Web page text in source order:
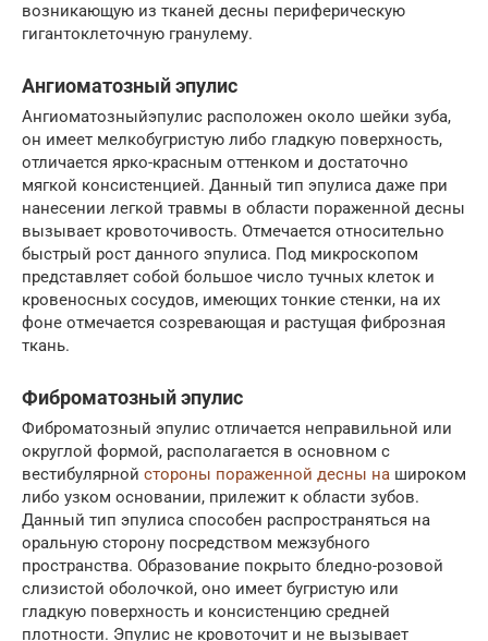
возникающую из тканей десны периферическую
гигантоклеточную гранулему.
Ангиоматозный эпулис
Ангиоматозныйэпулис расположен около шейки зуба,
он имеет мелкобугристую либо гладкую поверхность,
отличается ярко-красным оттенком и достаточно
мягкой консистенцией. Данный тип эпулиса даже при
нанесении легкой травмы в области пораженной десны
вызывает кровоточивость. Отмечается относительно
быстрый рост данного эпулиса. Под микроскопом
представляет собой большое число тучных клеток и
кровеносных сосудов, имеющих тонкие стенки, на их
фоне отмечается созревающая и растущая фиброзная
ткань.
Фиброматозный эпулис
Фиброматозный эпулис отличается неправильной или
округлой формой, располагается в основном с
вестибулярной стороны пораженной десны на широком
либо узком основании, прилежит к области зубов.
Данный тип эпулиса способен распространяться на
оральную сторону посредством межзубного
пространства. Образование покрыто бледно-розовой
слизистой оболочкой, оно имеет бугристую или
гладкую поверхность и консистенцию средней
плотности. Эпулис не кровоточит и не вызывает